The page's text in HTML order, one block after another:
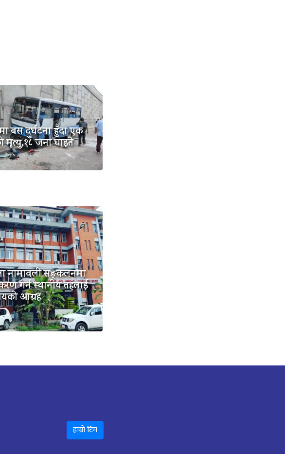
बस दुर्घटना हुँदा एक
मृत्यु,१८ जना घाइते
नामावली सङ्कलनमा
गर्न स्थानीय तहलाई
आग्रह
हाम्रो टिम